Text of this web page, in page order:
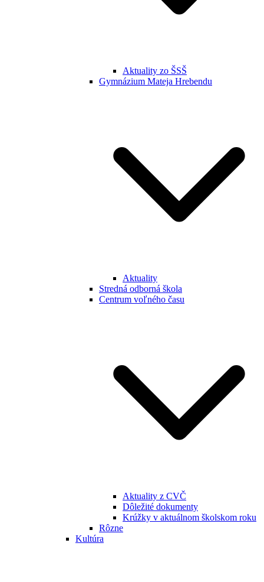
Aktuality zo ŠSŠ
Gymnázium Mateja Hrebendu
Aktuality
Stredná odborná škola
Centrum voľného času
Aktuality z CVČ
Dôležité dokumenty
Krúžky v aktuálnom školskom roku
Rôzne
Kultúra